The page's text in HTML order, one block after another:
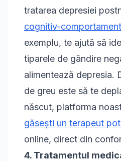
tratarea depresiei
cognitiv-
exemplu, te ajută să
tiparele de gândire
alimentează depresia.
de greu este să te
născut, platforma
găsești un terapeut
online, direct din
4. Tratamentul